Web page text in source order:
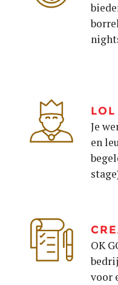
Je
en
OK
voor